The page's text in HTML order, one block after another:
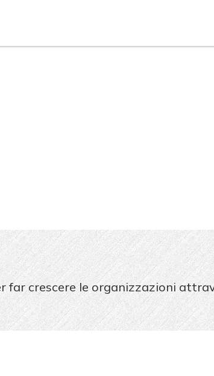
far crescere le organizzazioni